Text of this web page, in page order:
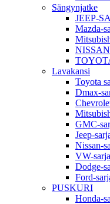
Sängynjatke
JEEP-
Mazda-
Lavakansi
Toyota
Dmax-
GMC-
Jeep-
Nissan-
VW-sarja
Dodge-
Ford-
PUSKURI
Honda-